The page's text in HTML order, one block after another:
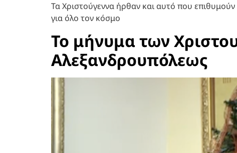
Τα Χριστούγεννα ήρθαν και αυτό που
για όλο τον κόσμο
Το μήνυμα των
Αλεξανδρουπόλεως